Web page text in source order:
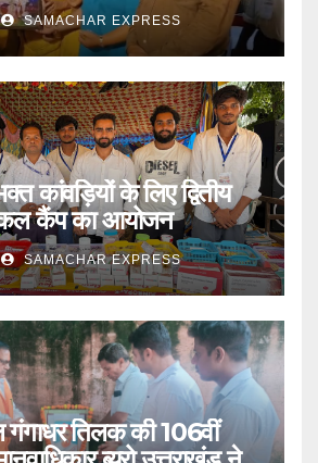
SAMACHAR EXPRESS
कांवड़ियों के लिए द्वितीय
कैंप का आयोजन
SAMACHAR EXPRESS
गंगाधर तिलक की 106वीं